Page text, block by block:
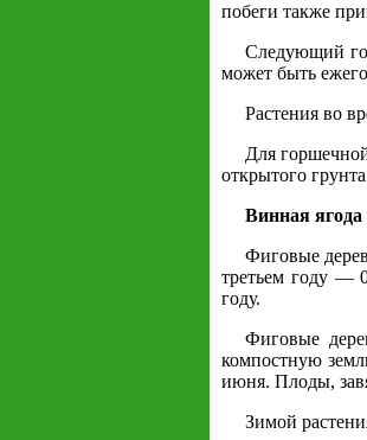
побеги также
Следующий
может быть
Растения во
Для
открытого
Винная ягода
Фиговые
третьем году —
году.
Фиговые
компостную
июня. Плоды,
Зимой